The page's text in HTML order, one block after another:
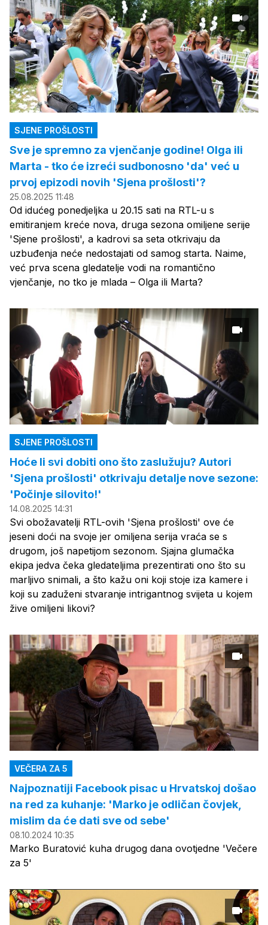
SJENE PROŠLOSTI
Sve je spremno za vjenčanje godine! Olga ili
Marta - tko će izreći sudbonosno 'da' već u
prvoj epizodi novih 'Sjena prošlosti'?
25.08.2025 11:48
Od idućeg ponedjeljka u 20.15 sati na RTL-u s
emitiranjem kreće nova, druga sezona omiljene serije
'Sjene prošlosti', a kadrovi sa seta otkrivaju da
uzbuđenja neće nedostajati od samog starta. Naime,
već prva scena gledatelje vodi na romantično
vjenčanje, no tko je mlada – Olga ili Marta?
SJENE PROŠLOSTI
Hoće li svi dobiti ono što zaslužuju? Autori
'Sjena prošlosti' otkrivaju detalje nove sezone:
'Počinje silovito!'
14.08.2025 14:31
Svi obožavatelji RTL-ovih 'Sjena prošlosti' ove će
jeseni doći na svoje jer omiljena serija vraća se s
drugom, još napetijom sezonom. Sjajna glumačka
ekipa jedva čeka gledateljima prezentirati ono što su
marljivo snimali, a što kažu oni koji stoje iza kamere i
koji su zaduženi stvaranje intrigantnog svijeta u kojem
žive omiljeni likovi?
VEČERA ZA 5
Najpoznatiji Facebook pisac u Hrvatskoj došao
na red za kuhanje: 'Marko je odličan čovjek,
mislim da će dati sve od sebe'
08.10.2024 10:35
Marko Buratović kuha drugog dana ovotjedne 'Večere
za 5'